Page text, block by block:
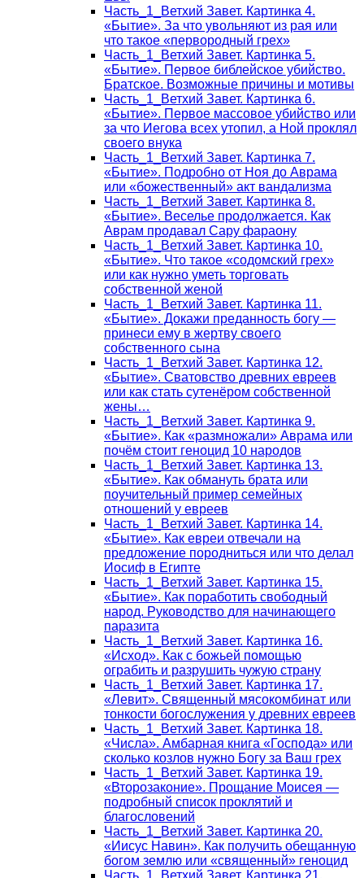
Часть_1_Ветхий Завет. Картинка 4.
«Бытие». За что увольняют из рая или
что такое «первородный грех»
Часть_1_Ветхий Завет. Картинка 5.
«Бытие». Первое библейское убийство.
Братское. Возможные причины и мотивы
Часть_1_Ветхий Завет. Картинка 6.
«Бытие». Первое массовое убийство или
за что Иегова всех утопил, а Ной проклял
своего внука
Часть_1_Ветхий Завет. Картинка 7.
«Бытие». Подробно от Ноя до Аврама
или «божественный» акт вандализма
Часть_1_Ветхий Завет. Картинка 8.
«Бытие». Веселье продолжается. Как
Аврам продавал Сару фараону
Часть_1_Ветхий Завет. Картинка 10.
«Бытие». Что такое «содомский грех»
или как нужно уметь торговать
собственной женой
Часть_1_Ветхий Завет. Картинка 11.
«Бытие». Докажи преданность богу —
принеси ему в жертву своего
собственного сына
Часть_1_Ветхий Завет. Картинка 12.
«Бытие». Сватовство древних евреев
или как стать сутенёром собственной
жены…
Часть_1_Ветхий Завет. Картинка 9.
«Бытие». Как «размножали» Аврама или
почём стоит геноцид 10 народов
Часть_1_Ветхий Завет. Картинка 13.
«Бытие». Как обмануть брата или
поучительный пример семейных
отношений у евреев
Часть_1_Ветхий Завет. Картинка 14.
«Бытие». Как евреи отвечали на
предложение породниться или что делал
Иосиф в Египте
Часть_1_Ветхий Завет. Картинка 15.
«Бытие». Как поработить свободный
народ. Руководство для начинающего
паразита
Часть_1_Ветхий Завет. Картинка 16.
«Исход». Как с божьей помощью
ограбить и разрушить чужую страну
Часть_1_Ветхий Завет. Картинка 17.
«Левит». Священный мясокомбинат или
тонкости богослужения у древних евреев
Часть_1_Ветхий Завет. Картинка 18.
«Числа». Амбарная книга «Господа» или
сколько козлов нужно Богу за Ваш грех
Часть_1_Ветхий Завет. Картинка 19.
«Второзаконие». Прощание Моисея —
подробный список проклятий и
благословений
Часть_1_Ветхий Завет. Картинка 20.
«Иисус Навин». Как получить обещанную
богом землю или «священный» геноцид
Часть_1_Ветхий Завет. Картинка 21.